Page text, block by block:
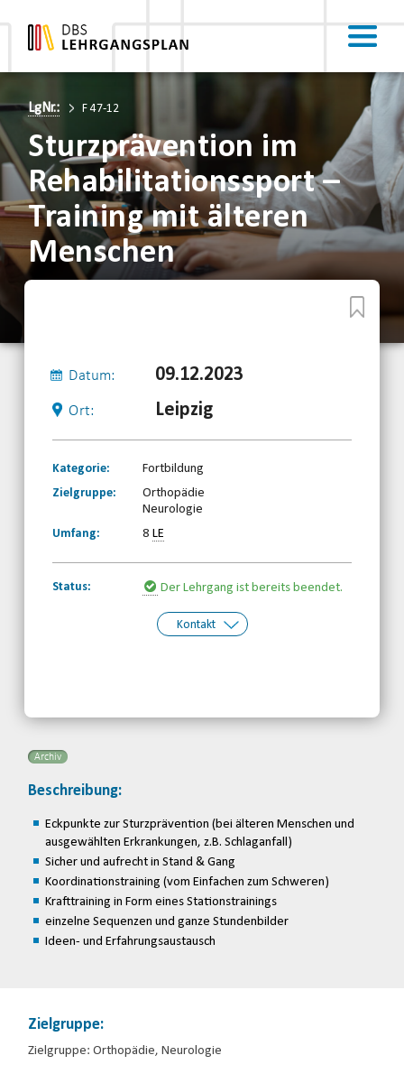
LgNr.: F 47-12
Sturzprävention im
Rehabilitationssport –
Training mit älteren
Menschen
Datum: 09.12.2023
Ort: Leipzig
Kategorie:
Fortbildung
Zielgruppe:
Orthopädie
Neurologie
Umfang:
8LE
Status: Der Lehrgang ist bereits beendet.
Kontakt
Archiv
Beschreibung:
Eckpunkte zur Sturzprävention (bei älteren Menschen und
ausgewählten Erkrankungen, z.B. Schlaganfall)
Sicher und aufrecht in Stand & Gang
Koordinationstraining (vom Einfachen zum Schweren)
Krafttraining in Form eines Stationstrainings
einzelne Sequenzen und ganze Stundenbilder
Ideen- und Erfahrungsaustausch
Zielgruppe:
Zielgruppe: Orthopädie, Neurologie